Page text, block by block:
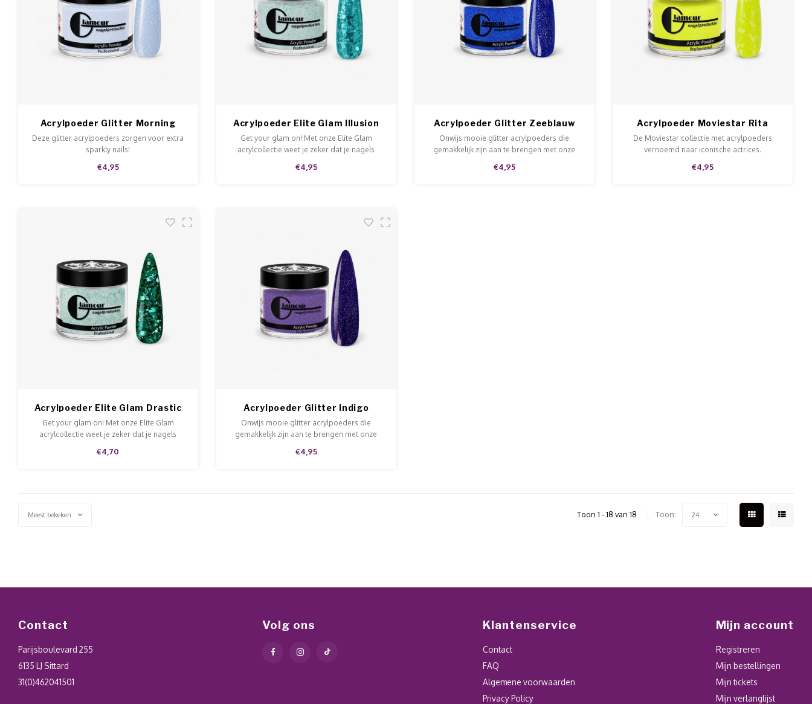
Acrylpoeder Glitter Morning
Dew
Deze glitter acrylpoeders zorgen voor extra
sparkly nails!
€4,95
Acrylpoeder Elite Glam Illusion
Get your glam on! Met onze Elite Glam
acrylcollectie weet je zeker dat je nagels
gram en met extra veel glitter.
€4,95
Acrylpoeder Glitter Zeeblauw
Onwijs mooie glitter acrylpoeders die
gemakkelijk zijn aan te brengen met onze
voor extra sparkly nails!
€4,95
Acrylpoeder Moviestar Rita
De Moviestar collectie met acrylpoeders
vernoemd naar iconische actrices.
€4,95
Acrylpoeder Elite Glam Drastic
Get your glam on! Met onze Elite Glam
acrylcollectie weet je zeker dat je nagels
gram en met extra veel glitter.
€4,70
Acrylpoeder Glitter Indigo
Onwijs mooie glitter acrylpoeders die
gemakkelijk zijn aan te brengen met onze
voor extra sparkly nails!
€4,95
Meest bekeken Toon 1 - 18 van 18 Toon: 24
Contact
Parijsboulevard 255
6135 LJ Sittard
31(0)462041501
Volg ons Klantenservice
Contact
FAQ
Algemene voorwaarden
Privacy Policy
Mijn account
Registreren
Mijn bestellingen
Mijn tickets
Mijn verlanglijst